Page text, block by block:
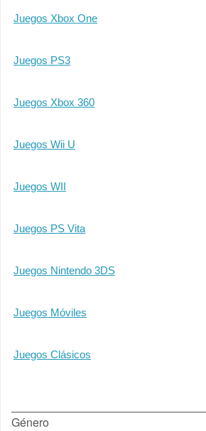
Juegos Xbox One
Juegos PS3
Juegos Xbox 360
Juegos Wii U
Juegos WII
Juegos PS Vita
Juegos Nintendo 3DS
Juegos Móviles
Juegos Clásicos
Género